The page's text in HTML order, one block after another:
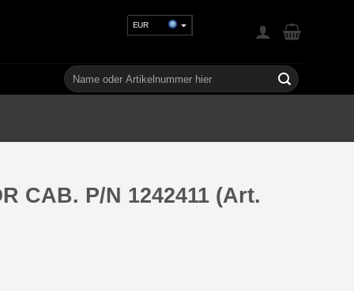
EUR
GBP
Suchen
nach:
CAB. P/N 1242411 (Art.